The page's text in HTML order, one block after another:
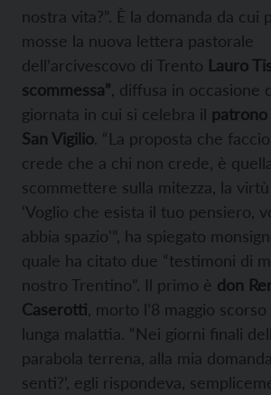
nostra vita?”. È la domanda da cui
mosse la nuova lettera pastorale
dell’arcivescovo di Trento Lauro
scommessa” , diffusa in occasione
giornata in cui si celebra il
San Vigilio. “La proposta che
crede che a chi non crede, è
scommettere sulla mitezza, la
‘Voglio che esista il tuo pensiero,
abbia spazio'”, ha spiegato
quale ha citato due “testimoni di
nostro Trentino”. Il primo è don
Caserotti , morto l’8 maggio
lunga malattia. “Nei giorni finali
parabola terrena, alla mia
senti?’, egli rispondeva,